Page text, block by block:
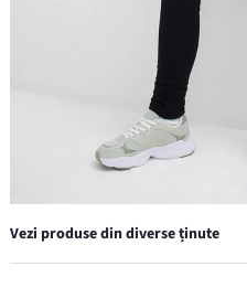
Vezi produse din diverse ținute